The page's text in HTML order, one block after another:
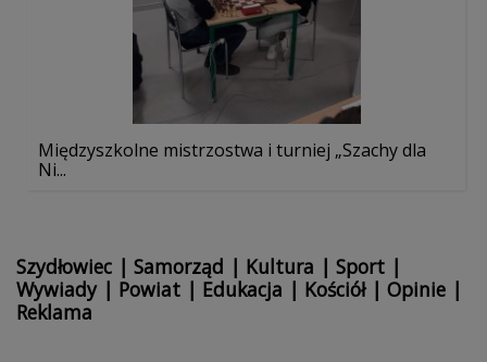
Międzyszkolne mistrzostwa i turniej „Szachy dla
Ni...
Szydłowiec | Samorząd | Kultura | Sport |
Wywiady| Powiat | Edukacja | Kościół| Opinie |
Reklama